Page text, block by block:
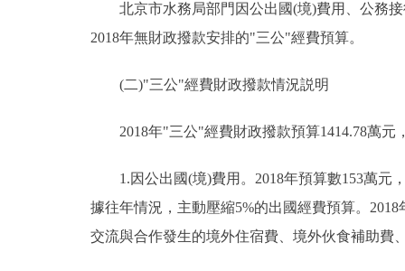
北京市水務局部門因公出國(境)費用、公務接
2018年無財政撥款安排的"三公"經費預算。
(二)"三公"經費財政撥款情況説明
2018年"三公"經費財政撥款預算1414.78萬元
1.因公出國(境)費用。2018年預算數153萬元
據往年情況，主動壓縮5%的出國經費預算。
交流與合作發生的境外住宿費、境外伙食補助費